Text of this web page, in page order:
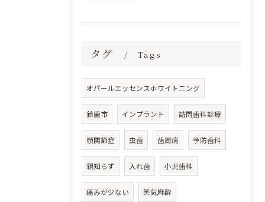
タグ Tags
オパールエッセンスホワイトニング
鈴鹿市 インプラント 訪問歯科診療
顎関節症 虫歯 歯周病 予防歯科
親知らず 入れ歯 小児歯科
痛みが少ない 笑気麻酔